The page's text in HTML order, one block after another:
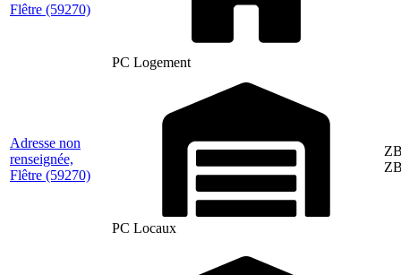
Flêtre (59270)
PC Logement
Adresse non
renseignée,
Flêtre (59270)
PC Locaux